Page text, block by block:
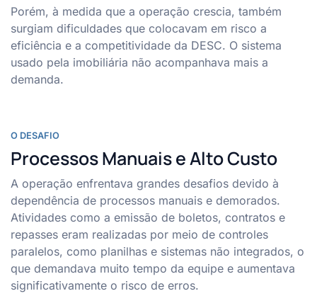
Porém, à medida que a operação crescia, também
surgiam dificuldades que colocavam em risco a
eficiência e a competitividade da DESC. O sistema
usado pela imobiliária não acompanhava mais a
demanda.
O DESAFIO
Processos Manuais e Alto Custo
A operação enfrentava grandes desafios devido à
dependência de processos manuais e demorados.
Atividades como a emissão de boletos, contratos e
repasses eram realizadas por meio de controles
paralelos, como planilhas e sistemas não integrados, o
que demandava muito tempo da equipe e aumentava
significativamente o risco de erros.